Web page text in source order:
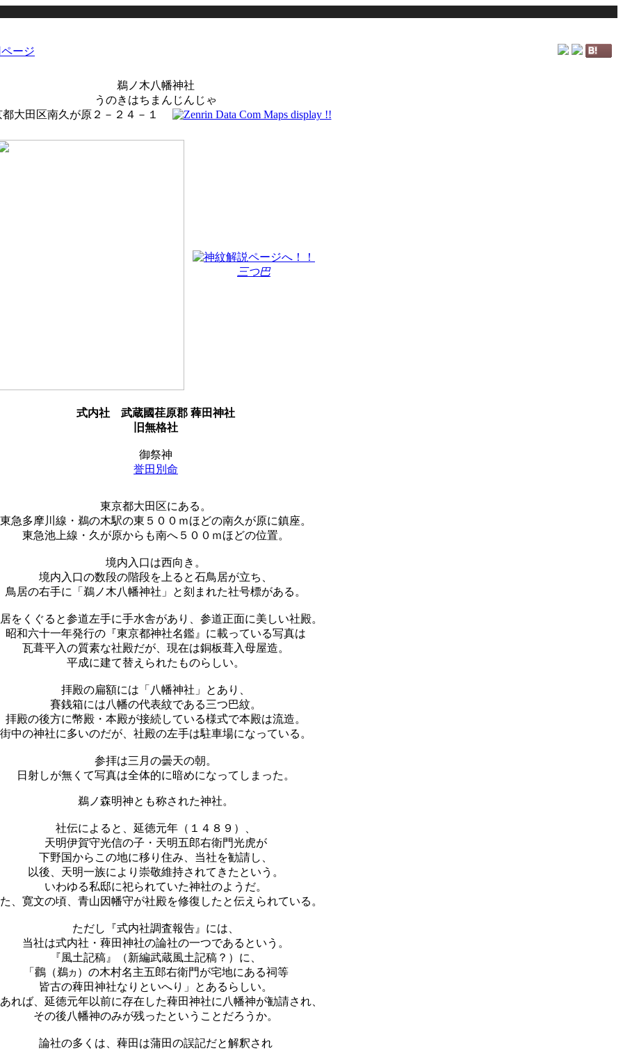
鵜ノ木八幡神社
うのきはちまんじんじゃ
大田区南久が原２－２４－１
三つ巴
式内社
武蔵國荏原郡 薭田神社
旧無格社
御祭神
誉田別命
東京都大田区にある。
東急多摩川線・鵜の木駅の東５００ｍほどの南久が原に鎮座。
東急池上線・久が原からも南へ５００ｍほどの位置。
境内入口は西向き。
境内入口の数段の階段を上ると石鳥居が立ち、
鳥居の右手に「鵜ノ木八幡神社」と刻まれた社号標がある。
をくぐると参道左手に手水舎があり、参道正面に美しい社殿。
昭和六十一年発行の『東京都神社名鑑』に載っている写真は
瓦葺平入の質素な社殿だが、現在は銅板葺入母屋造。
平成に建て替えられたものらしい。
拝殿の扁額には「八幡神社」とあり、
賽銭箱には八幡の代表紋である三つ巴紋。
拝殿の後方に幣殿・本殿が接続している様式で本殿は流造。
街中の神社に多いのだが、社殿の左手は駐車場になっている。
参拝は三月の曇天の朝。
日射しが無くて写真は全体的に暗めになってしまった。
鵜ノ森明神とも称された神社。
社伝によると、延徳元年（１４８９）、
天明伊賀守光信の子・天明五郎右衛門光虎が
下野国からこの地に移り住み、当社を勧請し、
以後、天明一族により崇敬維持されてきたという。
いわゆる私邸に祀られていた神社のようだ。
、寛文の頃、青山因幡守が社殿を修復したと伝えられている。
ただし『式内社調査報告』には、
当社は式内社・薭田神社の論社の一つであるという。
『風土記稿』（新編武蔵風土記稿？）に、
「鸛（鵜カ ）の木村名主五郎右衛門が宅地にある祠等
皆古の薭田神社なりといへり」とあるらしい。
れば、延徳元年以前に存在した薭田神社に八幡神が勧請され、
その後八幡神のみが残ったということだろうか。
論社の多くは、薭田は蒲田の誤記だと解釈され